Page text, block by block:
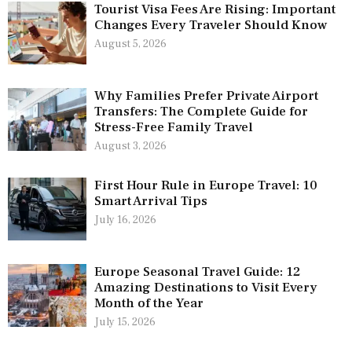
Tourist Visa Fees Are Rising: Important
Changes Every Traveler Should Know
August 5, 2026
Why Families Prefer Private Airport
Transfers: The Complete Guide for
Stress-Free Family Travel
August 3, 2026
First Hour Rule in Europe Travel: 10
Smart Arrival Tips
July 16, 2026
Europe Seasonal Travel Guide: 12
Amazing Destinations to Visit Every
Month of the Year
July 15, 2026